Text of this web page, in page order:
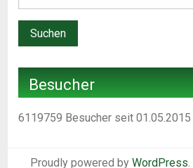
Besucher
6119759 Besucher seit 01.05.2015
Proudly powered by WordPress